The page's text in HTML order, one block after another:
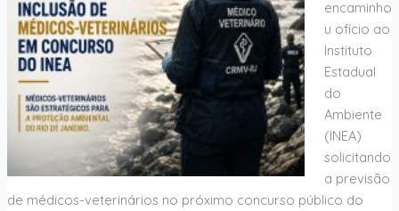
encaminho
u ofício ao
Instituto
Estadual
do
Ambiente
(INEA)
solicitando
a previsão
de médicos-veterinários no próximo concurso público do